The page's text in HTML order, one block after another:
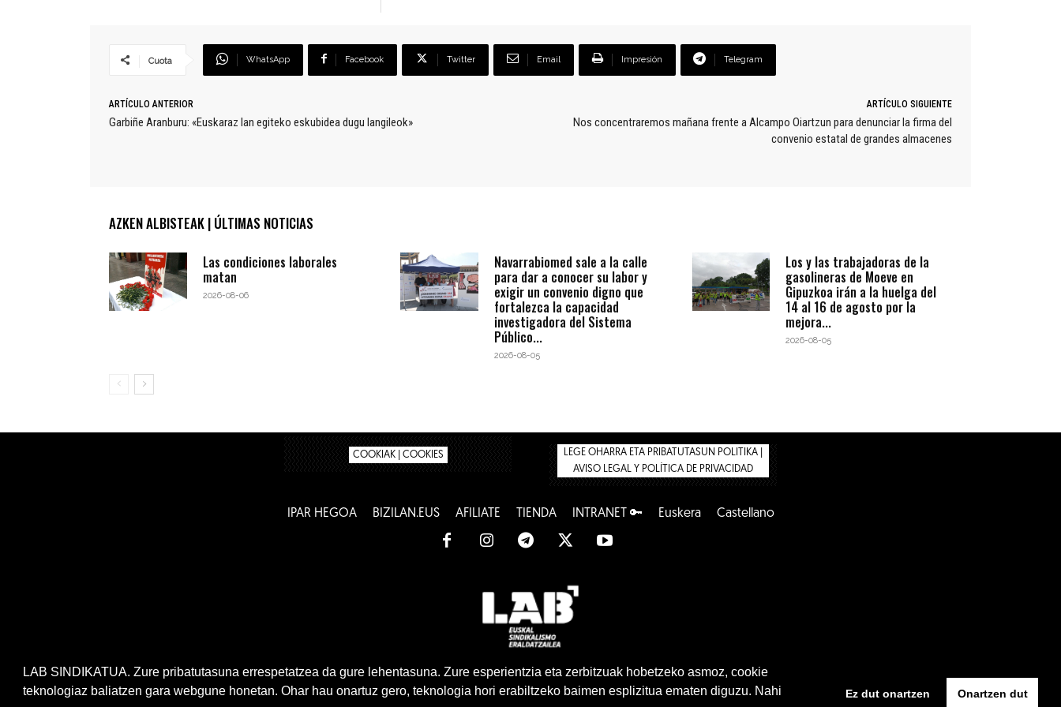
Cuota WhatsApp Facebook Twitter Email Impresión Telegram
ARTÍCULO ANTERIOR
Garbiñe Aranburu: «Euskaraz lan egiteko eskubidea dugu langileok»
ARTÍCULO SIGUIENTE
Nos concentraremos mañana frente a Alcampo Oiartzun para denunciar la firma del
convenio estatal de grandes almacenes
AZKEN ALBISTEAK | ÚLTIMAS NOTICIAS
Las condiciones laborales
matan
2026-08-06
Navarrabiomed sale a la calle
para dar a conocer su labor y
exigir un convenio digno que
fortalezca la capacidad
investigadora del Sistema
Público...
2026-08-05
Los y las trabajadoras de la
gasolineras de Moeve en
Gipuzkoa irán a la huelga del
14 al 16 de agosto por la
mejora...
2026-08-05
COOKIAK | COOKIES
LEGE OHARRA ETA PRIBATUTASUN POLITIKA |
AVISO LEGAL Y POLÍTICA DE PRIVACIDAD
IPAR HEGOA BIZILAN.EUS AFÍLIATE TIENDA INTRANET 🔑 Euskera Castellano
www.lab.eus
Euskera Castellano
LAB SINDIKATUA. Zure pribatutasuna errespetatzea da gure lehentasuna. Zure esperientzia eta zerbitzuak hobetzeko asmoz, cookie
teknologiaz baliatzen gara webgune honetan. Ohar hau onartuz gero, teknologia hori erabiltzeko baimen esplizitua ematen diguzu. Nahi
Ez dut onartzen Onartzen dut